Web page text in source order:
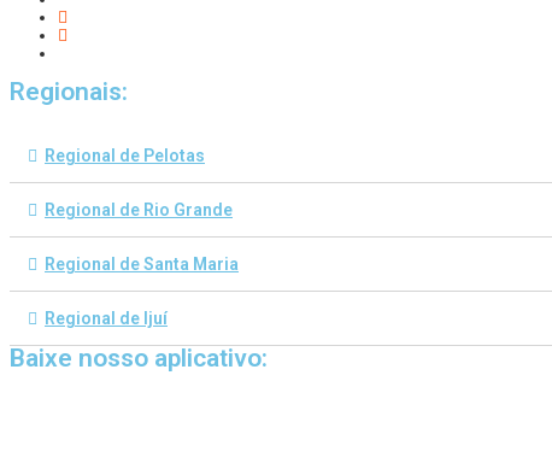
Regionais:
Regional de Pelotas
Regional de Rio Grande
Regional de Santa Maria
Regional de Ijuí
Baixe nosso aplicativo: